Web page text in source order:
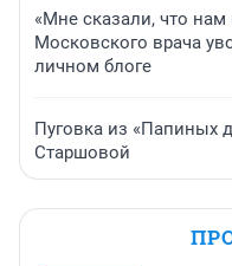
«Мне сказали, что нам
Московского врача
личном блоге
Пуговка из «Папиных
Старшовой